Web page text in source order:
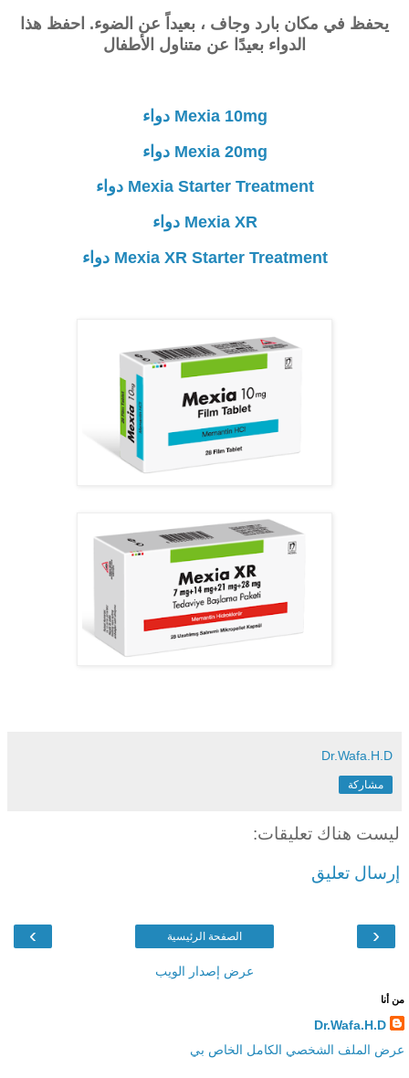
يحفظ في مكان بارد وجاف ، بعيداً عن الضوء. احفظ هذا
الدواء بعيدًا عن متناول الأطفال
Mexia 10mg دواء
Mexia 20mg دواء
Mexia Starter Treatment دواء
Mexia XR دواء
Mexia XR Starter Treatment دواء
Dr.Wafa.H.D
مشاركة
ليست هناك تعليقات:
إرسال تعليق
‹
› الصفحة الرئيسية
عرض إصدار الويب
من أنا
Dr.Wafa.H.D
عرض الملف الشخصي الكامل الخاص بي